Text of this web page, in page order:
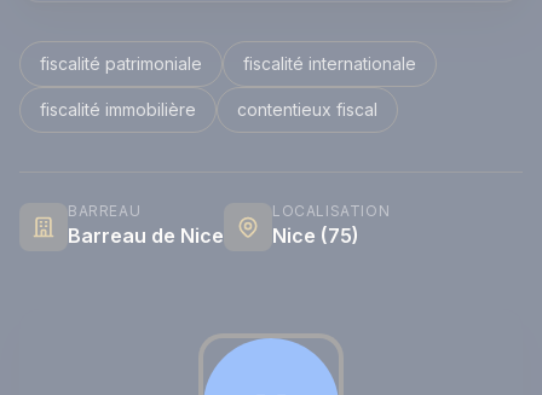
fiscalité patrimoniale fiscalité internationale
fiscalité immobilière contentieux fiscal
BARREAU
Barreau de Nice
LOCALISATION
Nice (75)